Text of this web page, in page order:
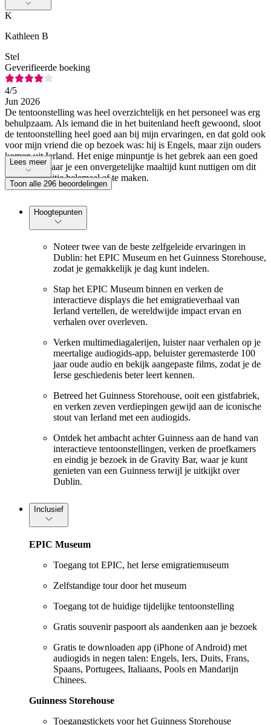
K
Kathleen B
Stel
Geverifieerde boeking
4/5
Jun 2026
De tentoonstelling was heel overzichtelijk en het personeel was erg
behulpzaam. Als iemand die in het buitenland heeft gewoond, sloot
de tentoonstelling heel goed aan bij mijn ervaringen, en dat gold ook
voor mijn vriend die op bezoek was: hij is Engels, maar zijn ouders
komen uit Ierland. Het enige minpuntje is het gebrek aan een goed
restaurant waar je een onvergetelijke maaltijd kunt nuttigen om dit
bijzondere uitje helemaal af te maken.
Lees meer
Toon alle 296 beoordelingen
Hoogtepunten
Noteer twee van de beste zelfgeleide ervaringen in
Dublin: het EPIC Museum en het Guinness Storehouse,
zodat je gemakkelijk je dag kunt indelen.
Stap het EPIC Museum binnen en verken de
interactieve displays die het emigratieverhaal van
Ierland vertellen, de wereldwijde impact ervan en
verhalen over overleven.
Verken multimediagalerijen, luister naar verhalen op je
meertalige audiogids-app, beluister geremasterde 100
jaar oude audio en bekijk aangepaste films, zodat je de
Ierse geschiedenis beter leert kennen.
Betreed het Guinness Storehouse, ooit een gistfabriek,
en verken zeven verdiepingen gewijd aan de iconische
stout van Ierland met een audiogids.
Ontdek het ambacht achter Guinness aan de hand van
interactieve tentoonstellingen, verken de proefkamers
en eindig je bezoek in de Gravity Bar, waar je kunt
genieten van een Guinness terwijl je uitkijkt over
Dublin.
Inclusief
EPIC Museum
Toegang tot EPIC, het Ierse emigratiemuseum
Zelfstandige tour door het museum
Toegang tot de huidige tijdelijke tentoonstelling
Gratis souvenir paspoort als aandenken aan je bezoek
Gratis te downloaden app (iPhone of Android) met
audiogids in negen talen: Engels, Iers, Duits, Frans,
Spaans, Portugees, Italiaans, Pools en Mandarijn
Chinees.
Guinness Storehouse
Toegangstickets voor het Guinness Storehouse